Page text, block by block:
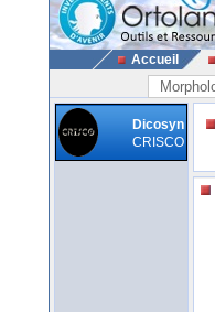
Accueil
Dicosyn
CRISCO